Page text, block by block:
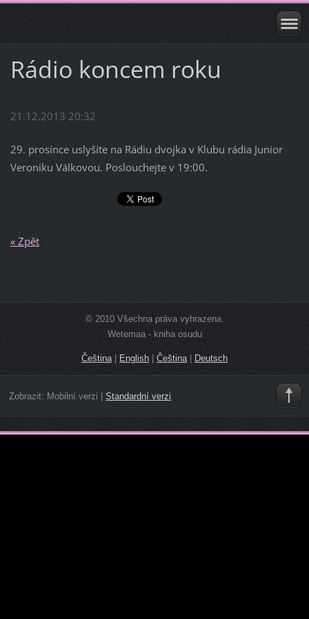
Rádio koncem roku
21.12.2013 20:32
29. prosince uslyšíte na Rádiu dvojka v Klubu rádia Junior
Veroniku Válkovou. Poslouchejte v 19:00.
« Zpět
© 2010 Všechna práva vyhrazena.
Wetemaa - kniha osudu
Čeština| English | Čeština | Deutsch
Zobrazit: Mobilní verzi Standardní verzi